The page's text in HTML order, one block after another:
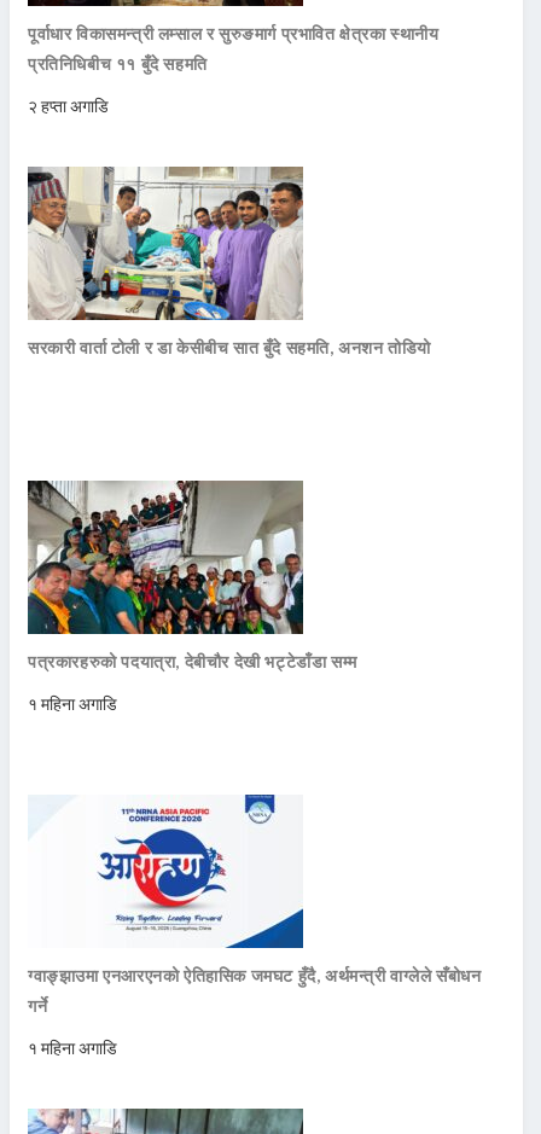
पूर्वाधार विकासमन्त्री लम्साल र सुरुङमार्ग प्रभावित क्षेत्रका स्थानीय
प्रतिनिधिबीच ११ बुँदे सहमति
२ हप्ता अगाडि
सरकारी वार्ता टोली र डा केसीबीच सात बुँदे सहमति, अनशन तोडियो
पत्रकारहरुको पदयात्रा, देबीचौर देखी भट्टेडाँडा सम्म
१ महिना अगाडि
ग्वाङ्झाउमा एनआरएनको ऐतिहासिक जमघट हुँदै, अर्थमन्त्री वाग्लेले सँबोधन
गर्ने
१ महिना अगाडि